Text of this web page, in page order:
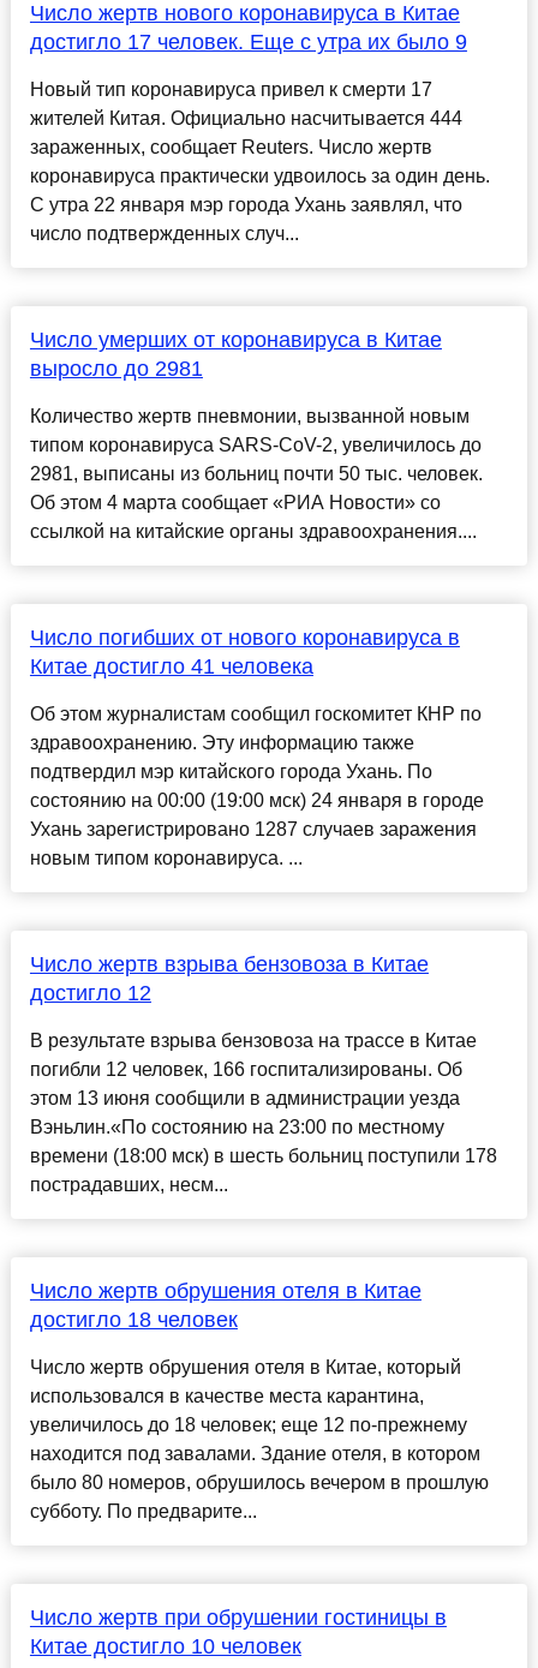
Число жертв нового коронавируса в Китае
достигло 17 человек. Еще с утра их было 9
Новый тип коронавируса привел к смерти 17
жителей Китая. Официально насчитывается 444
зараженных, сообщает Reuters. Число жертв
коронавируса практически удвоилось за один день.
С утра 22 января мэр города Ухань заявлял, что
число подтвержденных случ...
Число умерших от коронавируса в Китае
выросло до 2981
Количество жертв пневмонии, вызванной новым
типом коронавируса SARS-CoV-2, увеличилось до
2981, выписаны из больниц почти 50 тыс. человек.
Об этом 4 марта сообщает «РИА Новости» со
ссылкой на китайские органы здравоохранения....
Число погибших от нового коронавируса в
Китае достигло 41 человека
Об этом журналистам сообщил госкомитет КНР по
здравоохранению. Эту информацию также
подтвердил мэр китайского города Ухань. По
состоянию на 00:00 (19:00 мск) 24 января в городе
Ухань зарегистрировано 1287 случаев заражения
новым типом коронавируса. ...
Число жертв взрыва бензовоза в Китае
достигло 12
В результате взрыва бензовоза на трассе в Китае
погибли 12 человек, 166 госпитализированы. Об
этом 13 июня сообщили в администрации уезда
Вэньлин.«По состоянию на 23:00 по местному
времени (18:00 мск) в шесть больниц поступили 178
пострадавших, несм...
Число жертв обрушения отеля в Китае
достигло 18 человек
Число жертв обрушения отеля в Китае, который
использовался в качестве места карантина,
увеличилось до 18 человек; еще 12 по-прежнему
находится под завалами. Здание отеля, в котором
было 80 номеров, обрушилось вечером в прошлую
субботу. По предварите...
Число жертв при обрушении гостиницы в
Китае достигло 10 человек